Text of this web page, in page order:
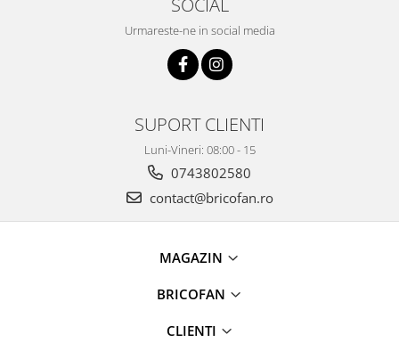
Instalatii liniare/sir
Instalatii turturi-franjuri
Urmareste-ne in social media
SUPORT CLIENTI
Luni-Vineri: 08:00 - 15
0743802580
contact@bricofan.ro
MAGAZIN
BRICOFAN
CLIENTI